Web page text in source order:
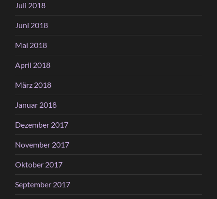
Juli 2018
Juni 2018
Mai 2018
April 2018
März 2018
Januar 2018
Dezember 2017
November 2017
Oktober 2017
September 2017